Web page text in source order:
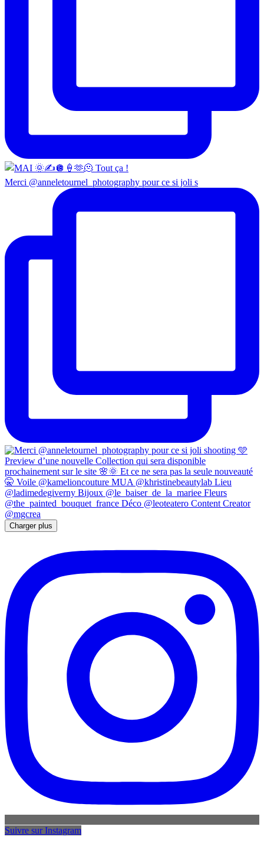
Merci @anneletournel_photography pour ce si joli s
Charger plus
Suivre sur Instagram